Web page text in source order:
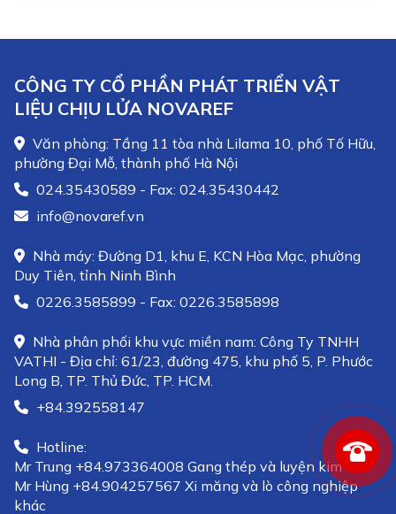
CÔNG TY CỔ PHẦN PHÁT TRIỂN VẬT
LIỆU CHỊU LỬA NOVAREF
Văn phòng: Tầng 11 tòa nhà Lilama 10, phố Tố Hữu,
phường Đại Mỗ, thành phố Hà Nội
024.35430589 - Fax: 024.35430442
info@novaref.vn
Nhà máy: Đường D1, khu E, KCN Hòa Mạc, phường
Duy Tiên, tỉnh Ninh Bình
0226.3585899 - Fax: 0226.3585898
Nhà phân phối khu vực miền nam: Công Ty TNHH
VATHI - Địa chỉ: 61/23, đường 475, khu phố 5, P. Phước
Long B, TP. Thủ Đức, TP. HCM.
+84.392558147
Hotline:
Mr Trung +84.973364008 Gang thép và luyện kim
Mr Hùng +84.904257567 Xi măng và lò công nghiệp
khác